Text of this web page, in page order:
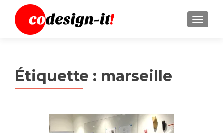
MENU
Étiquette : marseille